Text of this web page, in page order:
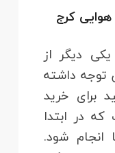
هوایی کرج
دیگر از
توجه داشته
برای خرید
در ابتدا
انجام شود.